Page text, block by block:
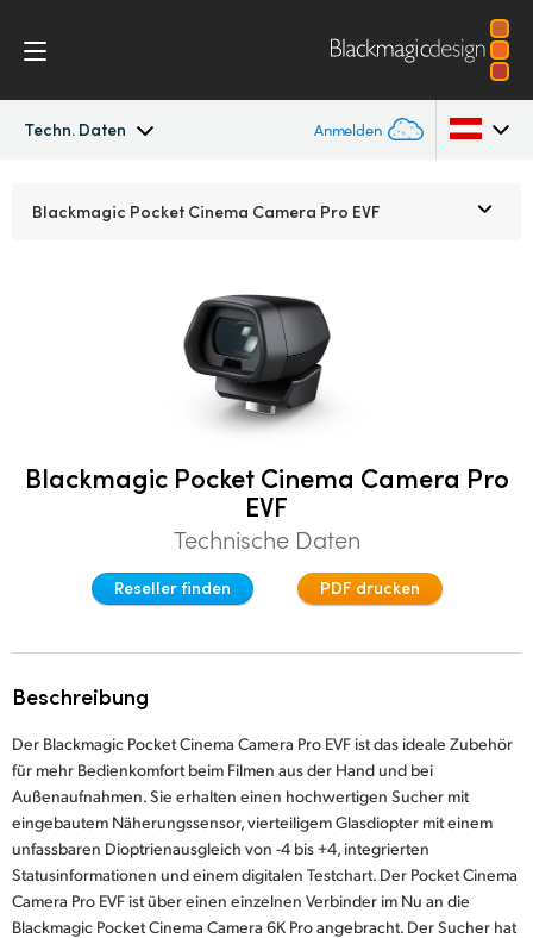
Techn. Daten Anmelden
Techn. Daten
France
Germany
Hong Kong SAR, China
India
Korea
Blackmagic Pocket Cinema Camera Pro EVF
Blackmagic Pocket Cinema Camera Pro
EVF
Technische Daten
Reseller finden PDF drucken
Beschreibung
Der Blackmagic Pocket Cinema Camera Pro EVF ist das ideale Zubehör
für mehr Bedienkomfort beim Filmen aus der Hand und bei
Außenaufnahmen. Sie erhalten einen hochwertigen Sucher mit
eingebautem Näherungssensor, vierteiligem Glasdiopter mit einem
unfassbaren Dioptrienausgleich von -4 bis +4, integrierten
Statusinformationen und einem digitalen Testchart. Der Pocket Cinema
Camera Pro EVF ist über einen einzelnen Verbinder im Nu an die
Blackmagic Pocket Cinema Camera 6K Pro angebracht. Der Sucher hat